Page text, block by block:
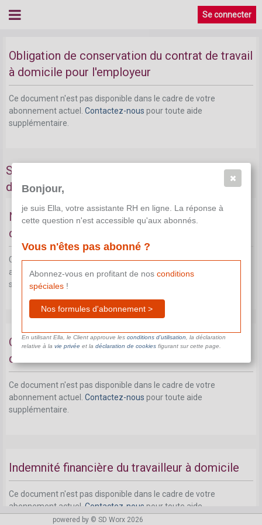
Se connecter
Obligation de conservation du contrat de travail
à domicile pour l'employeur
Ce document n'est pas disponible dans le cadre de votre
abonnement actuel. Contactez-nous pour toute aide
supplémentaire.
Statut du travailleur à domicile sur le plan du
droit du travail
Nature de l'occupation des travailleurs à
domicile
Ce document n'est pas disponible dans le cadre de votre
abonnement actuel. Contactez-nouspour toute aide
supplémentaire.
Outils mis à la disposition du travailleur à
domicile
Ce document n'est pas disponible dans le cadre de votre
abonnement actuel. Contactez-nous pour toute aide
supplémentaire.
Indemnité financière du travailleur à domicile
Ce document n'est pas disponible dans le cadre de votre
abonnement actuel. Contactez-nous pour toute aide
supplémentaire.powered by © SD Worx 2026
Bonjour,
je suis Ella, votre assistante RH en ligne. La réponse à
cette question n'est accessible qu'aux abonnés.
Vous n'êtes pas abonné ?
Abonnez-vous en profitant de nos conditions
spéciales!
Nos formules d'abonnement >
En utilisant Ella, le Client approuve les conditions d’utilisation , la déclaration
relative à la vie privéeet la déclaration de cookiesfigurant sur cette page.